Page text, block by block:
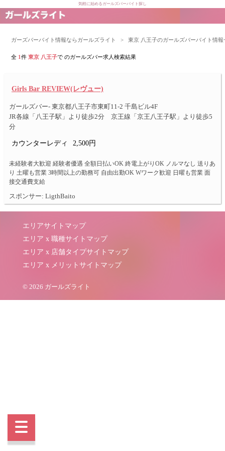
気軽に始めるガールズバーバイト探し
ガーズバーバイト情報ならガールズライト > 東京 八王子のガールズバーバイト情報
全 1件東京 八王子で のガールズバー求人検索結果
Girls Bar REVIEW(レヴュー)
ガールズバー- 東京都八王子市東町11-2 千島ビル4F
JR各線「八王子駅」より徒歩2分 京王線「京王八王子駅」より徒歩5
分
カウンターレディ 2,500円
未経験者大歓迎 経験者優遇 全額日払いOK 終電上がりOK ノルマなし 送りあ
り 土曜も営業 3時間以上の勤務可 自由出勤OK Wワーク歓迎 日曜も営業 面
接交通費支給
スポンサー: LigthBaito
エリアサイトマップ
エリア x 職種サイトマップ
エリア x 店舗タイプサイトマップ
エリア x メリットサイトマップ
© 2026 ガールズライト